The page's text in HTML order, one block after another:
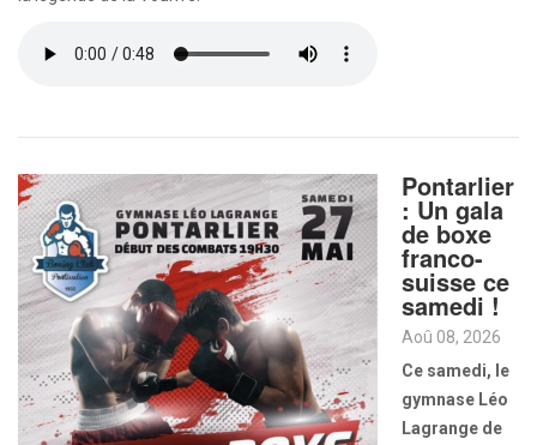
Pontarlier
: Un gala
de boxe
franco-
suisse ce
samedi !
Aoû 08, 2026
Ce samedi, le
gymnase Léo
Lagrange de